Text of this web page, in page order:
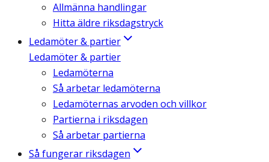
Allmänna handlingar
Hitta äldre riksdagstryck
Ledamöter & partier
Ledamöter & partier
Ledamöterna
Så arbetar ledamöterna
Ledamöternas arvoden och villkor
Partierna i riksdagen
Så arbetar partierna
Så fungerar riksdagen